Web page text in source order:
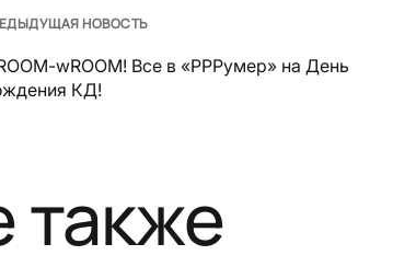
НОВОСТЬ
wROOM! Все в «РРРумер» на День
КД!
также